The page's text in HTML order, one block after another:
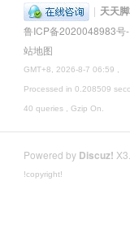
| 天天
鲁ICP备2020048983号-
站地图
GMT+8, 2026-8-7 06:59 ,
Processed in 0.208509
40 queries , Gzip On.
Powered by Discuz!
!copyright!